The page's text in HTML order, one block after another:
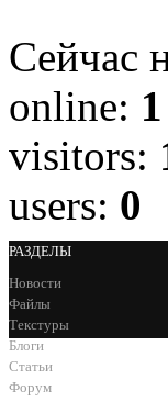
Сейчас
online: 1
visitors:
users: 0
РАЗДЕЛЫ
Новости
Файлы
Текстуры
Блоги
Статьи
Форум